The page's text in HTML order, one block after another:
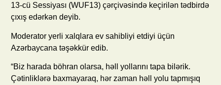
13-cü Sessiyası (WUF13) çərçivəsində keçirilən tədbirdə
çıxış edərkən deyib.
Moderator yerli xalqlara ev sahibliyi etdiyi üçün
Azərbaycana təşəkkür edib.
“Biz harada böhran olarsa, həll yollarını tapa bilərik.
Çətinliklərə baxmayaraq, hər zaman həll yolu tapmışıq